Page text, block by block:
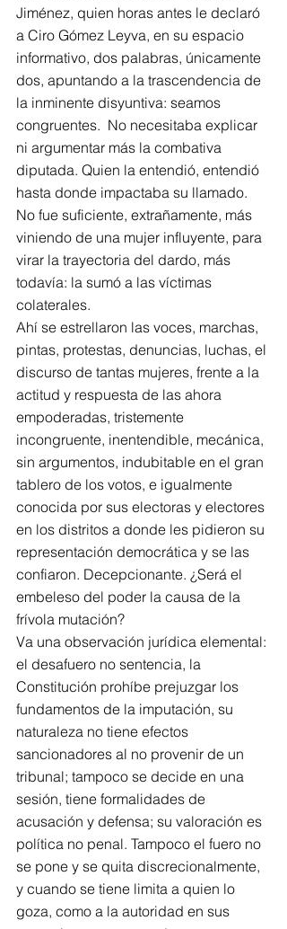
Jiménez, quien horas antes le declaró
a Ciro Gómez Leyva, en su espacio
informativo, dos palabras, únicamente
dos, apuntando a la trascendencia de
la inminente disyuntiva: seamos
congruentes.  No necesitaba explicar
ni argumentar más la combativa
diputada. Quien la entendió, entendió
hasta donde impactaba su llamado.
No fue suficiente, extrañamente, más
viniendo de una mujer influyente, para
virar la trayectoria del dardo, más
todavía: la sumó a las víctimas
colaterales.
Ahí se estrellaron las voces, marchas,
pintas, protestas, denuncias, luchas, el
discurso de tantas mujeres, frente a la
actitud y respuesta de las ahora
empoderadas, tristemente
incongruente, inentendible, mecánica,
sin argumentos, indubitable en el gran
tablero de los votos, e igualmente
conocida por sus electoras y electores
en los distritos a donde les pidieron su
representación democrática y se las
confiaron. Decepcionante. ¿Será el
embeleso del poder la causa de la
frívola mutación?
Va una observación jurídica elemental:
el desafuero no sentencia, la
Constitución prohíbe prejuzgar los
fundamentos de la imputación, su
naturaleza no tiene efectos
sancionadores al no provenir de un
tribunal; tampoco se decide en una
sesión, tiene formalidades de
acusación y defensa; su valoración es
política no penal. Tampoco el fuero no
se pone y se quita discrecionalmente,
y cuando se tiene limita a quien lo
goza, como a la autoridad en sus